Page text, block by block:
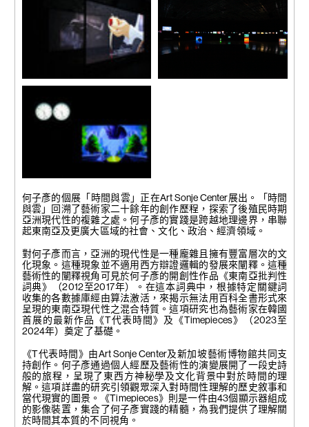
何子彥的個展「時間與雲」正在Art Sonje Center展出。「時間
與雲」回溯了藝術家二十餘年的創作歷程，探索了後殖民時期
亞洲現代性的複雜之處。何子彥的實踐是跨越地理邊界，串聯
起東南亞及更廣大區域的社會、文化、政治、經濟領域。
對何子彥而言，亞洲的現代性是一種龐雜且擁有豐富層次的文
化現象。這種現象並不適用西方辯證邏輯的發展來闡釋。這種
藝術性的闡釋視角可見於何子彥的開創性作品《東南亞批判性
詞典》（2012至2017年）。在這本詞典中，根據特定關鍵詞
收集的各數據庫經由算法激活，來揭示無法用百科全書形式來
呈現的東南亞現代性之混合特質。這項研究也為藝術家在韓國
首展的最新作品《T代表時間》及《Timepieces》（2023至
2024年）奠定了基礎。
《T代表時間》由Art Sonje Center及新加坡藝術博物館共同支
持創作。何子彥通過個人經歷及藝術性的演變展開了一段史詩
般的旅程，呈現了東西方神秘學及文化背景中對於時間的理
解。這項詳盡的研究引領觀眾深入對時間性理解的歷史敘事和
當代現實的圖景。《Timepieces》則是一件由43個顯示器組成
的影像裝置，集合了何子彥實踐的精髓，為我們提供了理解關
於時間其本質的不同視角。
8聲道，約60分），紗網，紗
幕牆，實時算法編輯及合成系
攝影：Seowon Nam。圖片致
謝Art Sonje Center ⓒ 2024。
Art Sonje Center保留所有權
8聲道，約60分），紗網，紗
統
攝影：Seowon Nam。圖片致
謝Art Sonje Center ⓒ 2024。
《T代表時間》，2023-2024
8聲道，約60分），紗網，紗
幕牆，實時算法編輯及合成系
攝影：Seowon Nam。圖片致
謝Art Sonje Center ⓒ 2024。
Art Sonje Center保留所有權
2023-2024
43個屏幕（尺寸不一），軟件
及影像，時長不等（30秒至無
限）。
謝Art Sonje Center ⓒ 2024。
Art Sonje Center保留所有權
利。